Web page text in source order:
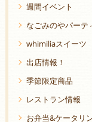
週間イベント
なごみのやパーテ
whimiliaスイーツ
出店情報！
季節限定商品
レストラン情報
お弁当&ケータリ